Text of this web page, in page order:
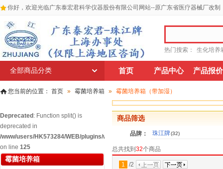
你好，欢迎光临广东泰宏君科学仪器股份有限公司网站--原广东省医疗器械厂改制
热门搜索： 生化培养
首页 产品中心 产品报
全部商品分类
您当前的位置： 首页 » 霉菌培养箱 » 霉菌培养箱（带加湿）
商品筛选
品牌： 珠江牌(32)
总共找到 32个商品
1 /2
Deprecated : Function split() is
deprecated in
/www/users/HK573284/WEB/plugins/widgets/relatedgoodscat/
on line 125
霉菌培养箱